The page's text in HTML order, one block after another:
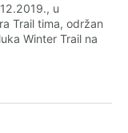
u
Trail tima, održan
Winter Trail na